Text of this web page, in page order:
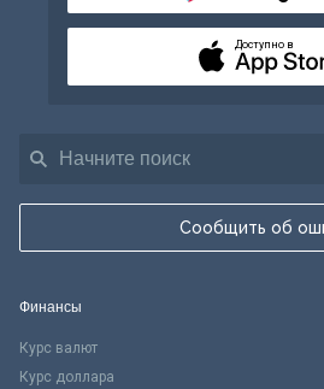
Сообщить об
Доступно в
Финансы
Курс валют
Курс доллара